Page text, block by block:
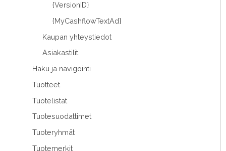
{VersionID}
{MyCashflowTextAd}
Kaupan yhteystiedot
Asiakastilit
Haku ja navigointi
Tuotteet
Tuotelistat
Tuotesuodattimet
Tuoteryhmät
Tuotemerkit